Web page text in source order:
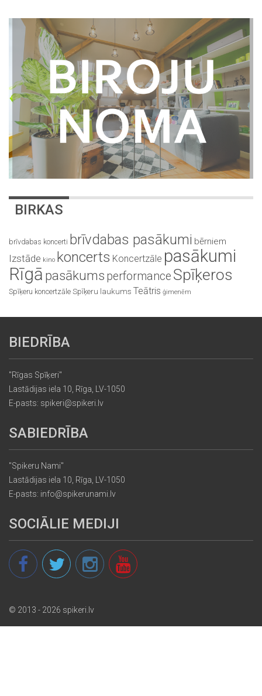
BIRKAS
brīvdabas koncerti brīvdabas pasākumi bērniem
Izstāde kino koncerts Koncertzāle pasākumi
Rīgā pasākums performance Spīķeros
Spīķeru koncertzāle Spīķeru laukums Teātris ģimenēm
BIEDRĪBA
"Rīgas Spīķeri"
Lastādijas iela 10, Rīga, LV-1050
E-pasts: spikeri@spikeri.lv
SABIEDRĪBA
"Spikeru Nami"
Lastādijas iela 10, Rīga, LV-1050
E-pasts: info@spikerunami.lv
SOCIĀLIE MEDIJI
© 2013 - 2026 spikeri.lv